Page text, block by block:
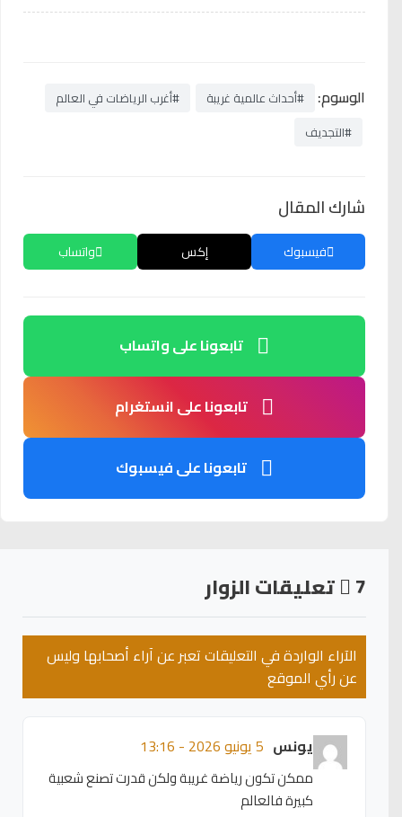
الوسوم: #أحداث عالمية غريبة
#أغرب الرياضات في العالم
#التجديف
شارك المقال
فيسبوك إكس واتساب
تابعونا على واتساب
تابعونا على انستغرام
تابعونا على فيسبوك
7 تعليقات الزوار
الآراء الواردة في التعليقات تعبر عن آراء أصحابها وليس
عن رأي الموقع
يونس 5 يونيو 2026 - 13:16
ممكن تكون رياضة غريبة ولكن قدرت تصنع شعبية
كبيرة فالعالم